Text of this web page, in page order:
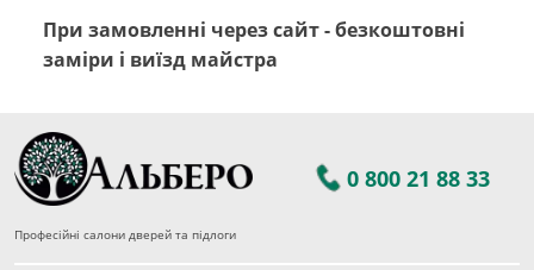
При замовленні через сайт - безкоштовні
заміри і виїзд майстра
0 800 21 88 33
Професійні салони дверей та підлоги